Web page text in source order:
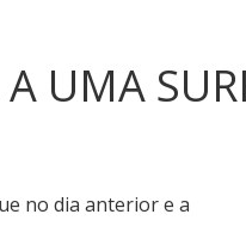
UMA
no dia anterior e a